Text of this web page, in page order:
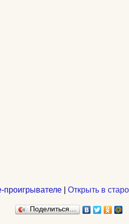
проигрывателе| Открыть в
Поделиться…